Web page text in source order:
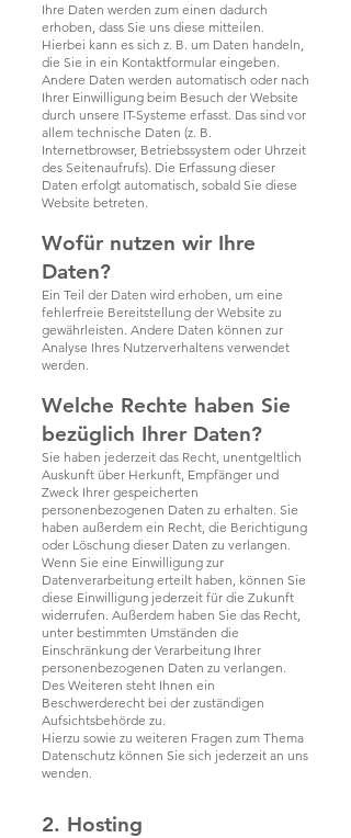
Ihre Daten werden zum einen dadurch
erhoben, dass Sie uns diese mitteilen.
Hierbei kann es sich z. B. um Daten handeln,
die Sie in ein Kontaktformular eingeben.
Andere Daten werden automatisch oder nach
Ihrer Einwilligung beim Besuch der Website
durch unsere IT-Systeme erfasst. Das sind vor
allem technische Daten (z. B.
Internetbrowser, Betriebssystem oder Uhrzeit
des Seitenaufrufs). Die Erfassung dieser
Daten erfolgt automatisch, sobald Sie diese
Website betreten.
Wofür nutzen wir Ihre
Daten?
Ein Teil der Daten wird erhoben, um eine
fehlerfreie Bereitstellung der Website zu
gewährleisten. Andere Daten können zur
Analyse Ihres Nutzerverhaltens verwendet
werden.
Welche Rechte haben Sie
bezüglich Ihrer Daten?
Sie haben jederzeit das Recht, unentgeltlich
Auskunft über Herkunft, Empfänger und
Zweck Ihrer gespeicherten
personenbezogenen Daten zu erhalten. Sie
haben außerdem ein Recht, die Berichtigung
oder Löschung dieser Daten zu verlangen.
Wenn Sie eine Einwilligung zur
Datenverarbeitung erteilt haben, können Sie
diese Einwilligung jederzeit für die Zukunft
widerrufen. Außerdem haben Sie das Recht,
unter bestimmten Umständen die
Einschränkung der Verarbeitung Ihrer
personenbezogenen Daten zu verlangen.
Des Weiteren steht Ihnen ein
Beschwerderecht bei der zuständigen
Aufsichtsbehörde zu.
Hierzu sowie zu weiteren Fragen zum Thema
Datenschutz können Sie sich jederzeit an uns
wenden.
2. Hosting